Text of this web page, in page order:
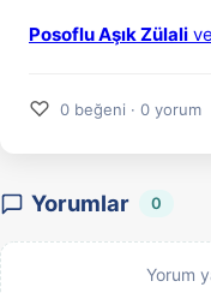
Posoflu Aşık Zülali
♡ 0 beğeni · 0 yorum
Yorumlar 0
Yorum